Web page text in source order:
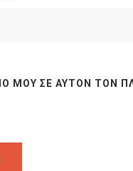
ΜΟΥ ΣΕ ΑΥΤΌΝ ΤΟΝ